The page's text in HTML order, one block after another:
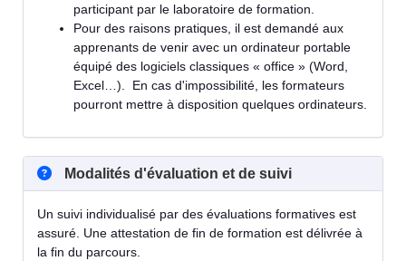
participant par le laboratoire de formation.
Pour des raisons pratiques, il est demandé aux
apprenants de venir avec un ordinateur portable
équipé des logiciels classiques « office » (Word,
Excel…). En cas d'impossibilité, les formateurs
pourront mettre à disposition quelques ordinateurs.
Modalités d'évaluation et de suivi
Un suivi individualisé par des évaluations formatives est
assuré. Une attestation de fin de formation est délivrée à
la fin du parcours.